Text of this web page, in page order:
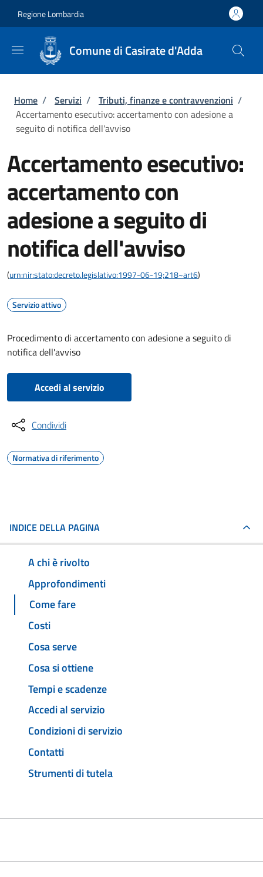
Regione Lombardia
Comune di Casirate d'Adda
Briciole di pane
Home / Servizi / Tributi, finanze e contravvenzioni /
Accertamento esecutivo: accertamento con adesione a
seguito di notifica dell'avviso
Accertamento esecutivo:
accertamento con
adesione a seguito di
notifica dell'avviso
(urn:nir:stato:decreto.legislativo:1997-06-19;218~art6)
Servizio attivo
Procedimento di accertamento con adesione a seguito di
notifica dell'avviso
Accedi al servizio
Condividi
Normativa di riferimento
INDICE DELLA PAGINA
A chi è rivolto
Approfondimenti
Come fare
Costi
Cosa serve
Cosa si ottiene
Tempi e scadenze
Accedi al servizio
Condizioni di servizio
Contatti
Strumenti di tutela